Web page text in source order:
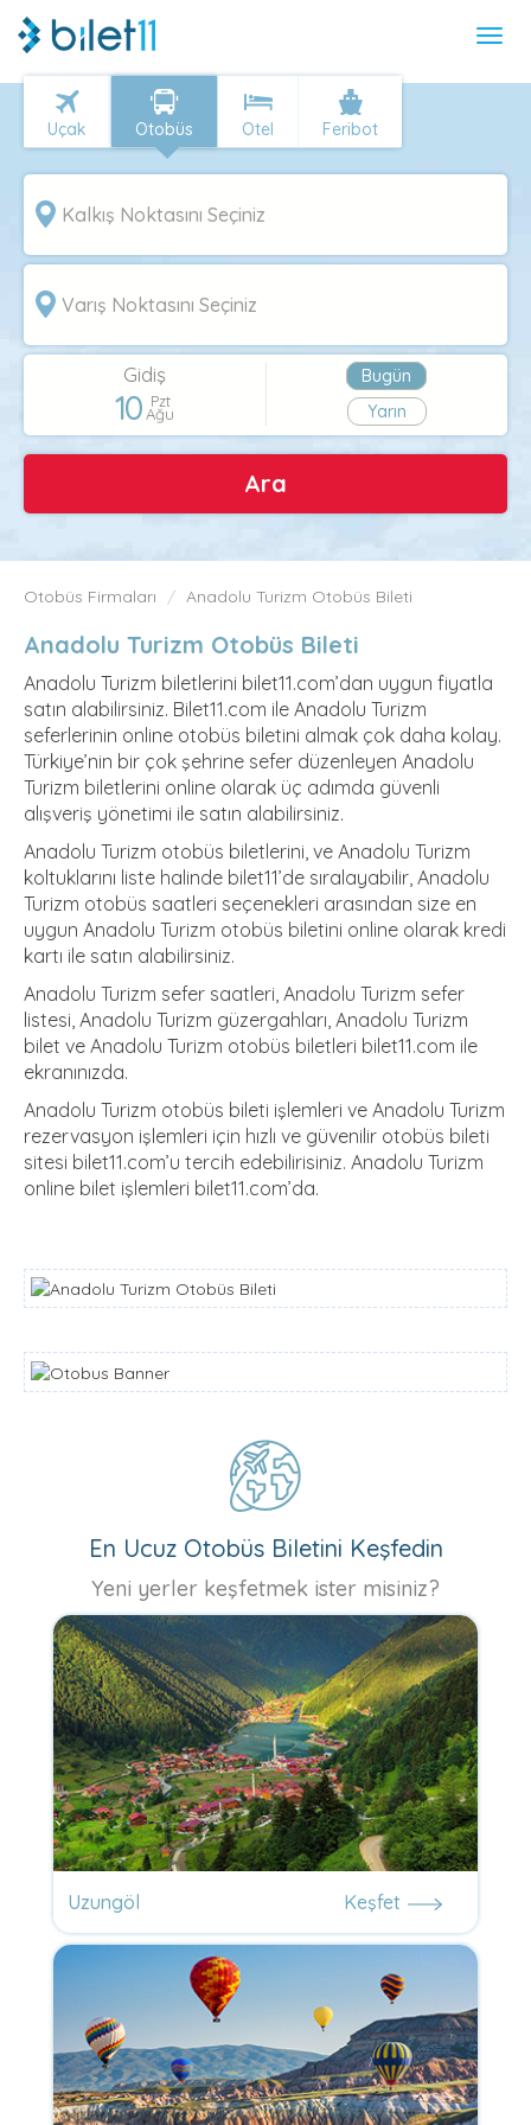
Uçak Otobüs Otel Feribot
Gidiş
10 Pzt
Ağu
Bugün
Yarın
Ara
Otobüs Firmaları Anadolu Turizm Otobüs Bileti
Anadolu Turizm Otobüs Bileti
Anadolu Turizm biletlerini bilet11.com’dan uygun fiyatla
satın alabilirsiniz. Bilet11.com ile Anadolu Turizm
seferlerinin online otobüs biletini almak çok daha kolay.
Türkiye’nin bir çok şehrine sefer düzenleyen Anadolu
Turizm biletlerini online olarak üç adımda güvenli
alışveriş yönetimi ile satın alabilirsiniz.
Anadolu Turizm otobüs biletlerini, ve Anadolu Turizm
koltuklarını liste halinde bilet11’de sıralayabilir, Anadolu
Turizm otobüs saatleri seçenekleri arasından size en
uygun Anadolu Turizm otobüs biletini online olarak kredi
kartı ile satın alabilirsiniz.
Anadolu Turizm sefer saatleri, Anadolu Turizm sefer
listesi, Anadolu Turizm güzergahları, Anadolu Turizm
bilet ve Anadolu Turizm otobüs biletleri bilet11.com ile
ekranınızda.
Anadolu Turizm otobüs bileti işlemleri ve Anadolu Turizm
rezervasyon işlemleri için hızlı ve güvenilir otobüs bileti
sitesi bilet11.com’u tercih edebilirisiniz. Anadolu Turizm
online bilet işlemleri bilet11.com’da.
En Ucuz Otobüs Biletini Keşfedin
Yeni yerler keşfetmek ister misiniz?
Uzungöl Keşfet